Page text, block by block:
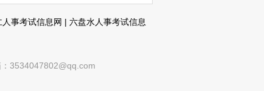
人事考试信息网 | 六盘水人事考试信息
3534047802@qq.com